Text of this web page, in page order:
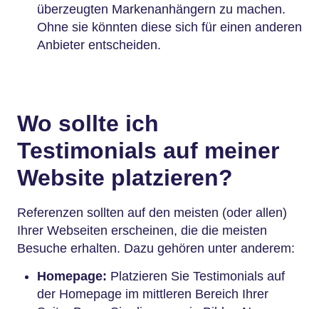
überzeugten Markenanhängern zu machen.
Ohne sie könnten diese sich für einen anderen
Anbieter entscheiden.
Wo sollte ich
Testimonials auf meiner
Website platzieren?
Referenzen sollten auf den meisten (oder allen)
Ihrer Webseiten erscheinen, die die meisten
Besuche erhalten. Dazu gehören unter anderem:
Homepage: Platzieren Sie Testimonials auf
der Homepage im mittleren Bereich Ihrer